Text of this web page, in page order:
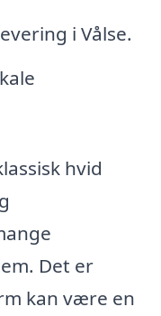
i Vålse.
hvid
Det er
kan være en